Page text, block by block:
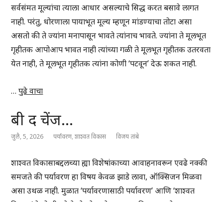
सर्वसंमत मूल्यांचा त्याला आधार असल्याचे सिद्ध करत बसावे लागत
नाही. परंतु, धोरणाला पायाभूत मूल्य म्हणून मांडण्याचा तोटा असा
असतो की ते ज्यांना मनापासून भावते त्यांनाच भावते. ज्यांना ते मूलभूत
गृहीतक आपोआप भावत नाही त्यांच्या गळी ते मूलभूत गृहीतक उतरवता
येत नाही, ते मूलभूत गृहीतक त्यांना कोणी ‘पटवून’ देऊ शकत नाही.
…पुढे वाचा
बी द चेंज…
जुलै, 5, 2026 पर्यावरण,शाश्वत विकास विजय तांबे
शाश्वत विकासाबद्दलच्या ह्या विशेषांकाच्या आवाहनावरून एवढे नक्की
समजते की पर्यावरण हा विषय केवळ झाडे लावा, ऑक्सिजन मिळवा
असा उथळ नाही. मुळात ‘पर्यावरणासाठी पर्यावरण’ आणि ‘शाश्वत